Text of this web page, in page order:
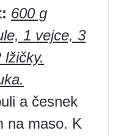
600 g
1 vejce, 3
a česnek
na maso. K